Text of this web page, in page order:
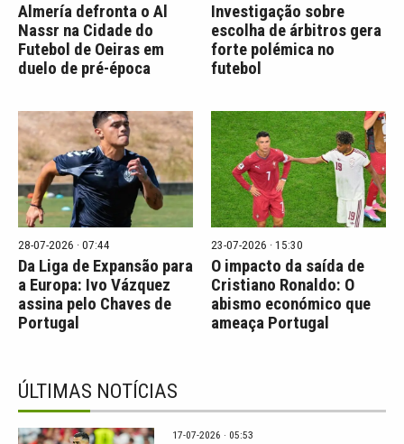
Almería defronta o Al
Nassr na Cidade do
Futebol de Oeiras em
duelo de pré-época
Investigação sobre
escolha de árbitros gera
forte polémica no
futebol
28-07-2026 · 07:44
Da Liga de Expansão para
a Europa: Ivo Vázquez
assina pelo Chaves de
Portugal
23-07-2026 · 15:30
O impacto da saída de
Cristiano Ronaldo: O
abismo económico que
ameaça Portugal
ÚLTIMAS NOTÍCIAS
17-07-2026 · 05:53